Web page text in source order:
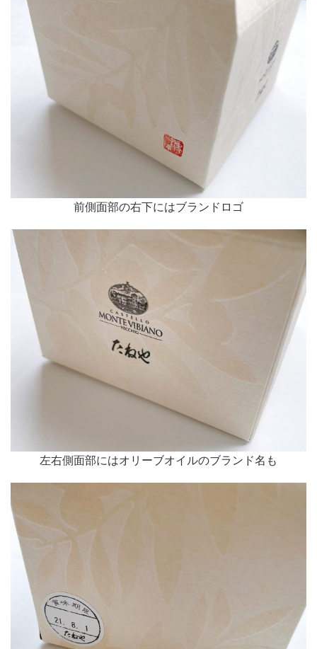
前側面部の右下にはブランドロゴ
左右側面部にはオリーブオイルのブランド名も